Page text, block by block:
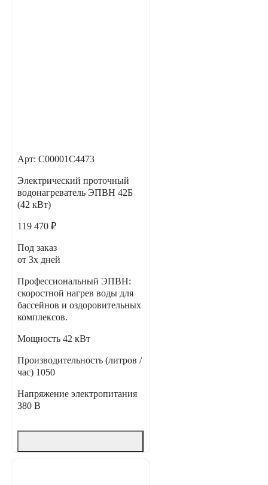
Арт: С00001С4473
Электрический проточный
водонагреватель ЭПВН 42Б
(42 кВт)
119 470 ₽
Под заказ
от 3х дней
Профессиональный ЭПВН:
скоростной нагрев воды для
бассейнов и оздоровительных
комплексов.
Мощность 42 кВт
Производительность (литров /
час) 1050
Напряжение электропитания
380 В